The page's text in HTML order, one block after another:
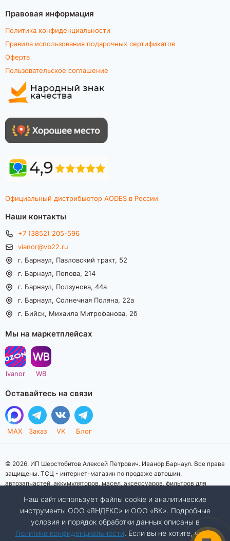
Правовая информация
Политика конфиденциальности
Правила использования подарочных сертификатов
Оферта
Пользовательское соглашение
Официальный дистрибьютор AODES в России
Наши контакты
+7 (3852) 205-596
vianor@vb22.ru
г. Барнаул, Павловский тракт, 52
г. Барнаул, Попова, 214
г. Барнаул, Ползунова, 44а
г. Барнаул, Солнечная Поляна, 22а
г. Бийск, Михаила Митрофанова, 2б
Мы на маркетплейсах
Ivanor WB
Оставайтесь на связи
MAX Заказ VK Блог
© 2026. ИП Шерстобитов Алексей Петрович. Иванор Барнаул. Все права
защищены. ТСЦ - интернет-магазин по продаже автошин,
автозапчастей, аккумуляторов, масел, аксессуаров, фильтров для
информационный характер. Представленная информация о товарах, их
стоимости, характеристик, фото, наличия на складе ни при каких
условиях не является публичной офертой, определяемой положениями
Статьи 437 (2) Гражданского кодекса Российской Федерации.
Наш сайт использует файлы cookie и аналитические
инструменты ООО «ЯНДЕКС» и ООО «ВК». Подробные
условия и порядок обработки данных описаны в
Политике конфиденциальности. Если вы не хотите, чтобы